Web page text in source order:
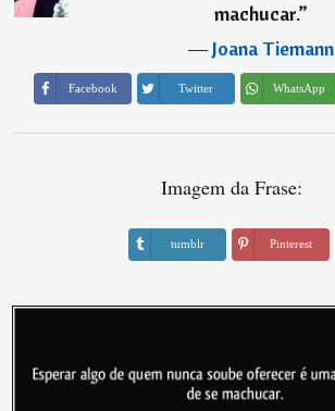
machucar.”
―Joana Tiemann
Facebook Twitter WhatsApp
Imagem da Frase:
tumblr Pinterest